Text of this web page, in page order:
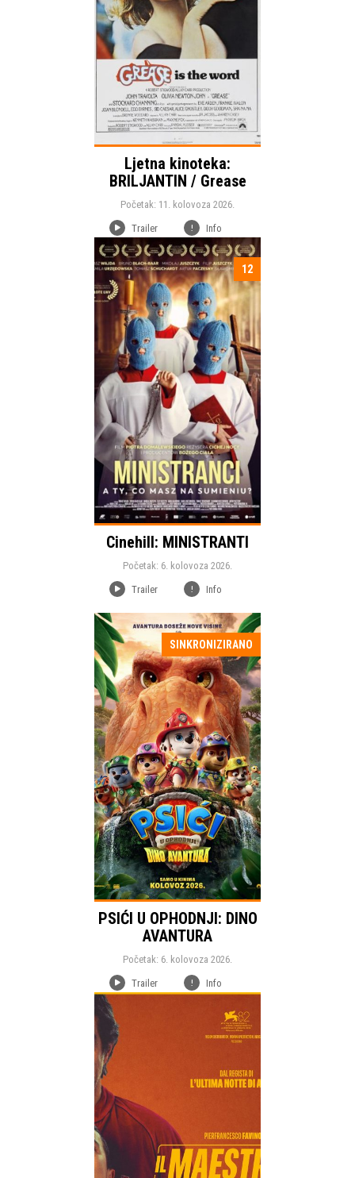
Ljetna kinoteka:
BRILJANTIN / Grease
Početak: 11. kolovoza 2026.
Trailer
Info
12
Cinehill: MINISTRANTI
Početak: 6. kolovoza 2026.
Trailer
Info
Početak:
Žanr:
Drama
Komedija
Ciklusi
Trajanje:
Država:
SINKRONIZIRANO
PSIĆI U OPHODNJI: DINO
AVANTURA
Početak: 6. kolovoza 2026.
Trailer
Info
Početak:
Žanr:
Animacija
Trajanje:
Država:
Početak:
Ciklusi
Država: